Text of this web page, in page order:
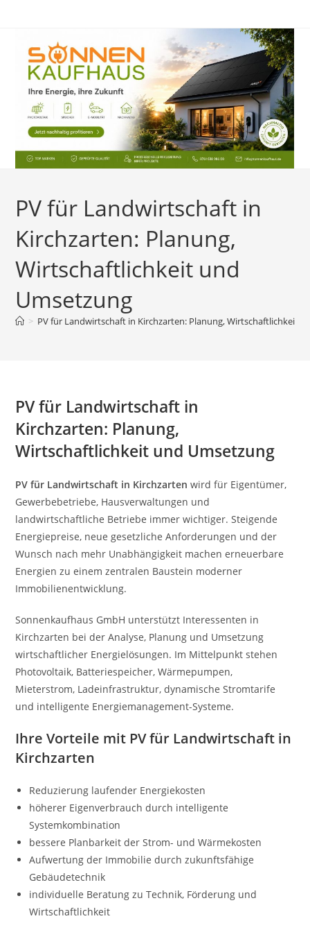
PV für Landwirtschaft in
Kirchzarten: Planung,
Wirtschaftlichkeit und
Umsetzung
> PV für Landwirtschaft in Kirchzarten: Planung, Wirtschaftlichkeit
PV für Landwirtschaft in
Kirchzarten: Planung,
Wirtschaftlichkeit und Umsetzung
PV für Landwirtschaft in Kirchzarten wird für Eigentümer,
Gewerbebetriebe, Hausverwaltungen und
landwirtschaftliche Betriebe immer wichtiger. Steigende
Energiepreise, neue gesetzliche Anforderungen und der
Wunsch nach mehr Unabhängigkeit machen erneuerbare
Energien zu einem zentralen Baustein moderner
Immobilienentwicklung.
Sonnenkaufhaus GmbH unterstützt Interessenten in
Kirchzarten bei der Analyse, Planung und Umsetzung
wirtschaftlicher Energielösungen. Im Mittelpunkt stehen
Photovoltaik, Batteriespeicher, Wärmepumpen,
Mieterstrom, Ladeinfrastruktur, dynamische Stromtarife
und intelligente Energiemanagement-Systeme.
Ihre Vorteile mit PV für Landwirtschaft in
Kirchzarten
Reduzierung laufender Energiekosten
höherer Eigenverbrauch durch intelligente
Systemkombination
bessere Planbarkeit der Strom- und Wärmekosten
Aufwertung der Immobilie durch zukunftsfähige
Gebäudetechnik
individuelle Beratung zu Technik, Förderung und
Wirtschaftlichkeit